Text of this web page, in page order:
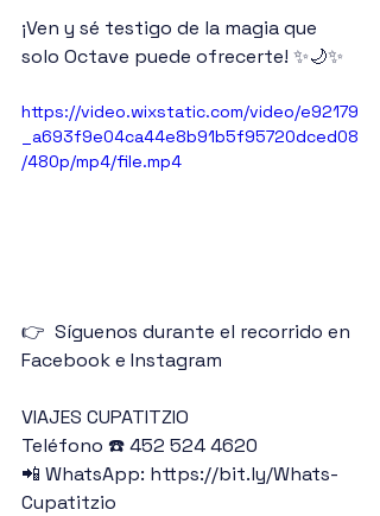
¡Ven y sé testigo de la magia que
solo Octave puede ofrecerte! ✨🌙✨
https://video.wixstatic.com/video/e92179
_a693f9e04ca44e8b91b5f95720dced08
/480p/mp4/file.mp4
👉  Síguenos durante el recorrido en
Facebook e Instagram
VIAJES CUPATITZIO
Teléfono ☎️ 452 524 4620
📲 WhatsApp: https://bit.ly/Whats-
Cupatitzio